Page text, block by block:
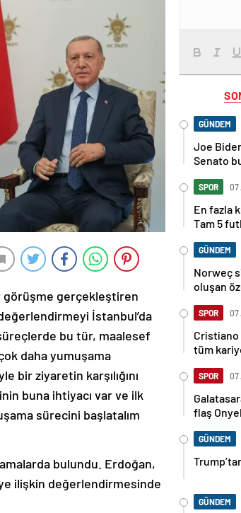
görüşme gerçekleştiren
İstanbul’da
bu tür, maalesef
daha yumuşama
bir ziyaretin karşılığını
buna ihtiyacı var ve ilk
sürecini başlatalım
bulundu. Erdoğan,
ilişkin değerlendirmesinde
GÜNDEM
Joe
Senato
SPOR 07
En fazla
Tam 5
GÜNDEM
Norweç
oluşan
SPOR 07
Cristiano
tüm
SPOR 07
flaş
GÜNDEM
GÜNDEM